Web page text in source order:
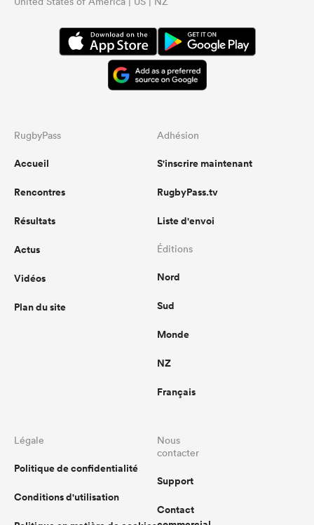
RugbyPass
Accueil
Rencontres
Résultats
Actus
Vidéos
Plan du site
Adhésion
S'inscrire maintenant
RugbyPass.tv
Liste d'envoi
Éditions
Nord
Sud
Monde
NZ
Français
Légale
Politique de confidentialité
Conditions d'utilisation
Nous
contacter
Support
Contact